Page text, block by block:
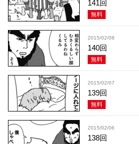
141回
無料
2015/02/08
140回
無料
2015/02/07
139回
無料
2015/02/06
138回